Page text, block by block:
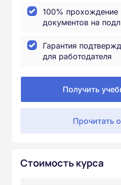
100% прохождение
документов на
Гарантия
для работодателя
Получить
Прочитать
Стоимость курса